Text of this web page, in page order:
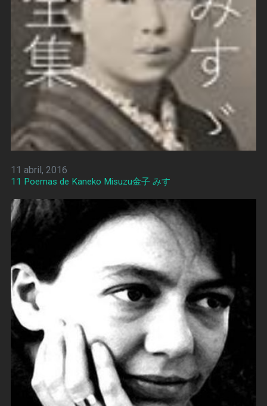
11 abril, 2016
11 Poemas de Kaneko Misuzu金子 みすゞ